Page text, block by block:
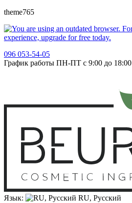
theme765
096 053-54-05
График работы ПН-ПТ с 9:00 до 18:00
Язык: RU, Русский